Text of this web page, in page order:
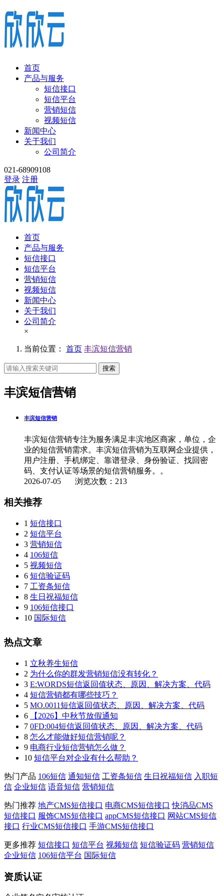
首页
产品与服务
短信接口
短信平台
营销短信
视频短信
新闻中心
关于我们
公司简介
021-68909108
登录 注册
首页
产品与服务
短信接口
短信平台
营销短信
视频短信
新闻中心
关于我们
公司简介
×
当前位置： 首页 丰滨短信营销
搜索
丰滨短信营销
丰滨短信营销
丰滨短信营销专注为服务满足丰滨地区商家，单位，企
业的短信营销需求。丰滨短信营销为互联网企业提供，
用户注册、手机绑定、靠谱登录、身份验证、找回密
码、支付认证等场景的短信营销服务。。
2026-07-05 浏览次数：213
相关推荐
1 短信接口
2 短信平台
3 营销短信
4 106短信
5 视频短信
6 短信验证码
7 工资条短信
8 生日祝福短信
9 106短信接口
10 国际短信
热点文章
1 立秋养生短信
2 为什么你的群发营销短信没有转化？
3 E:WORDS短信返回值状态、原因、解决方案、代码
4 短信营销都有哪些技巧？
5 MO.0011短信返回值状态、原因、解决方案、代码
6
【2026】中秋节放假通知
7 0FD:004短信返回值状态、原因、解决方案、代码
8 怎么才能做好短信营销呢？
9 电商行业短信营销怎么做？
10 短信平台对企业有什么帮助？
热门产品 106短信 通知短信 工资条短信 生日祝福短信 入职短
信 企业短信 语音短信 营销短信
热门推荐 地产CMS短信接口 电商CMS短信接口 快消品CMS
短信接口 服饰CMS短信接口 appCMS短信接口 网站CMS短信
接口 行业CMS短信接口 手游CMS短信接口
更多推荐 短信接口 短信平台 视频短信 短信验证码 营销短信
企业短信 106短信平台 国际短信
资质认证